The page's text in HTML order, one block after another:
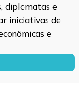
diplomatas e
iniciativas de
e